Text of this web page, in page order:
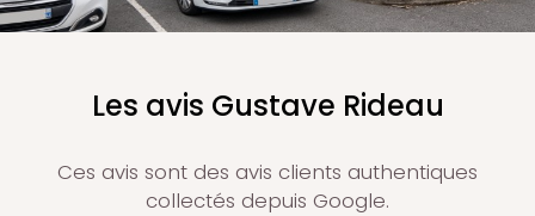
Les avis Gustave Rideau
Ces avis sont des avis clients authentiques
collectés depuis Google.